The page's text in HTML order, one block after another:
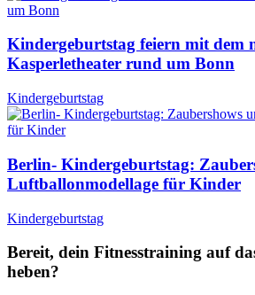
Kindergeburtstag feiern mit dem
Kasperletheater rund um Bonn
Kindergeburtstag
Berlin- Kindergeburtstag:
Luftballonmodellage für Kinder
Kindergeburtstag
Bereit, dein Fitnesstraining auf
heben?